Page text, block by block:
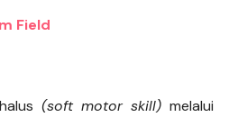
Field
(soft motor skill) melalui